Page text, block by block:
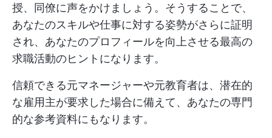
授、同僚に声をかけましょう。そうすることで、
あなたのスキルや仕事に対する姿勢がさらに証明
され、あなたのプロフィールを向上させる最高の
求職活動のヒントになります。
信頼できる元マネージャーや元教育者は、潜在的
な雇用主が要求した場合に備えて、あなたの専門
的な参考資料にもなります。